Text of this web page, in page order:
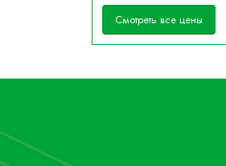
Смотреть все цены